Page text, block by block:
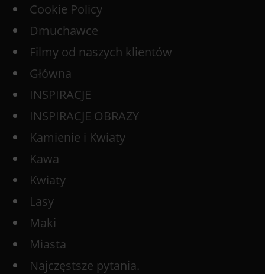
Cookie Policy
Dmuchawce
Filmy od naszych klientów
Główna
INSPIRACJE
INSPIRACJE OBRAZY
Kamienie i Kwiaty
Kawa
Kwiaty
Lasy
Maki
Miasta
Najczęstsze pytania.